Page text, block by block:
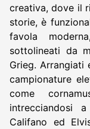
creativa, dove il
storie, è
favola
sottolineati da
Grieg. Arrangiati
campionature
come
intrecciandosi
Califano ed